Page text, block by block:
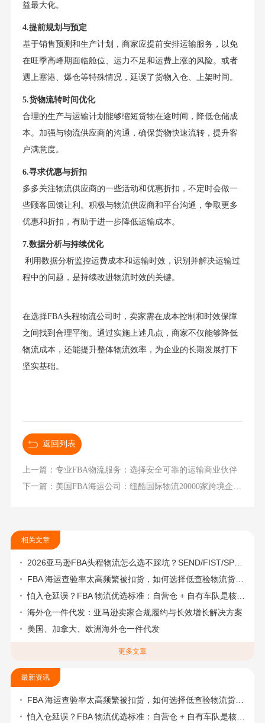
益最大化。
4.提前规划与预定
基于销售预测和生产计划，商家应提前安排运输服务，以免
在旺季高峰期面临舱位、运力不足和运费上涨的风险。或者
遇上塞港、爆仓等特殊情况，延误了货物入仓、上架时间。
5.货物流转时间优化
合理的生产与运输计划能够缩短货物在途时间，降低仓储成
本。加强与物流供应商的沟通，确保货物快速流转，提升客
户满意度。
6.寻求优惠与折扣
多多关注物流供应商的一些活动和优惠折扣，不定时会做一
些顾客回馈让利。积极与物流供应商和平台沟通，争取更多
优惠和折扣，有助于进一步降低运输成本。
7.数据分析与持续优化
利用数据分析监控运费成本和运输时效，识别并解决运输过
程中的问题，是持续改进物流时效的关键。
在选择FBA头程物流公司时，卖家需在成本控制和时效保障
之间找到合理平衡。通过实施上述几点，商家不仅能够降低
物流成本，还能提升整体物流效率，为企业的长期发展打下
坚实基础。
返回列表
上一篇：专业FBA物流服务：选择安全可靠的运输商业伙伴
下一篇：美国FBA海运公司：纽酷国际物流20000家跨境企业的选择
相关文章
2026亚马逊FBA头程物流怎么选不踩坑？SEND/FIST/SPN官方认证物流商，只有这家敢承诺“准达率第一”
FBA 海运查验率太高频繁被扣货，如何选择低查验物流货代？
怕入仓延误？FBA 物流优选标准：自营仓 + 自有车队是核心硬指标
海外仓一件代发：亚马逊卖家合规履约与长效增长解决方案
美国、加拿大、欧洲海外仓一件代发
更多文章
最新资讯
FBA 海运查验率太高频繁被扣货，如何选择低查验物流货代？
怕入仓延误？FBA 物流优选标准：自营仓 + 自有车队是核心硬指标